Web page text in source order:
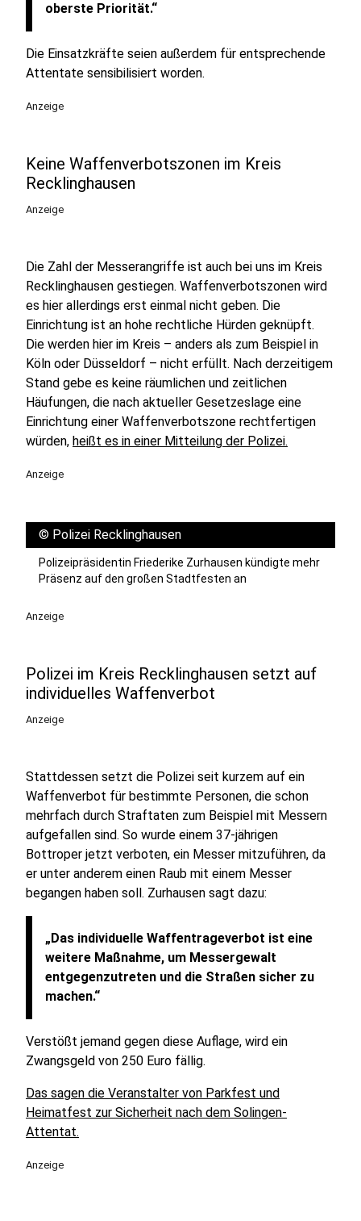
oberste Priorität.“
Die Einsatzkräfte seien außerdem für entsprechende
Attentate sensibilisiert worden.
Anzeige
Keine Waffenverbotszonen im Kreis
Recklinghausen
Anzeige
Die Zahl der Messerangriffe ist auch bei uns im Kreis
Recklinghausen gestiegen. Waffenverbotszonen wird
es hier allerdings erst einmal nicht geben. Die
Einrichtung ist an hohe rechtliche Hürden geknüpft.
Die werden hier im Kreis – anders als zum Beispiel in
Köln oder Düsseldorf – nicht erfüllt. Nach derzeitigem
Stand gebe es keine räumlichen und zeitlichen
Häufungen, die nach aktueller Gesetzeslage eine
Einrichtung einer Waffenverbotszone rechtfertigen
würden, heißt es in einer Mitteilung der Polizei.
Anzeige
© Polizei Recklinghausen
Polizeipräsidentin Friederike Zurhausen kündigte mehr
Präsenz auf den großen Stadtfesten an
Anzeige
Polizei im Kreis Recklinghausen setzt auf
individuelles Waffenverbot
Anzeige
Stattdessen setzt die Polizei seit kurzem auf ein
Waffenverbot für bestimmte Personen, die schon
mehrfach durch Straftaten zum Beispiel mit Messern
aufgefallen sind. So wurde einem 37-jährigen
Bottroper jetzt verboten, ein Messer mitzuführen, da
er unter anderem einen Raub mit einem Messer
begangen haben soll. Zurhausen sagt dazu:
„Das individuelle Waffentrageverbot ist eine
weitere Maßnahme, um Messergewalt
entgegenzutreten und die Straßen sicher zu
machen.“
Verstößt jemand gegen diese Auflage, wird ein
Zwangsgeld von 250 Euro fällig.
Das sagen die Veranstalter von Parkfest und
Heimatfest zur Sicherheit nach dem Solingen-
Attentat.
Anzeige